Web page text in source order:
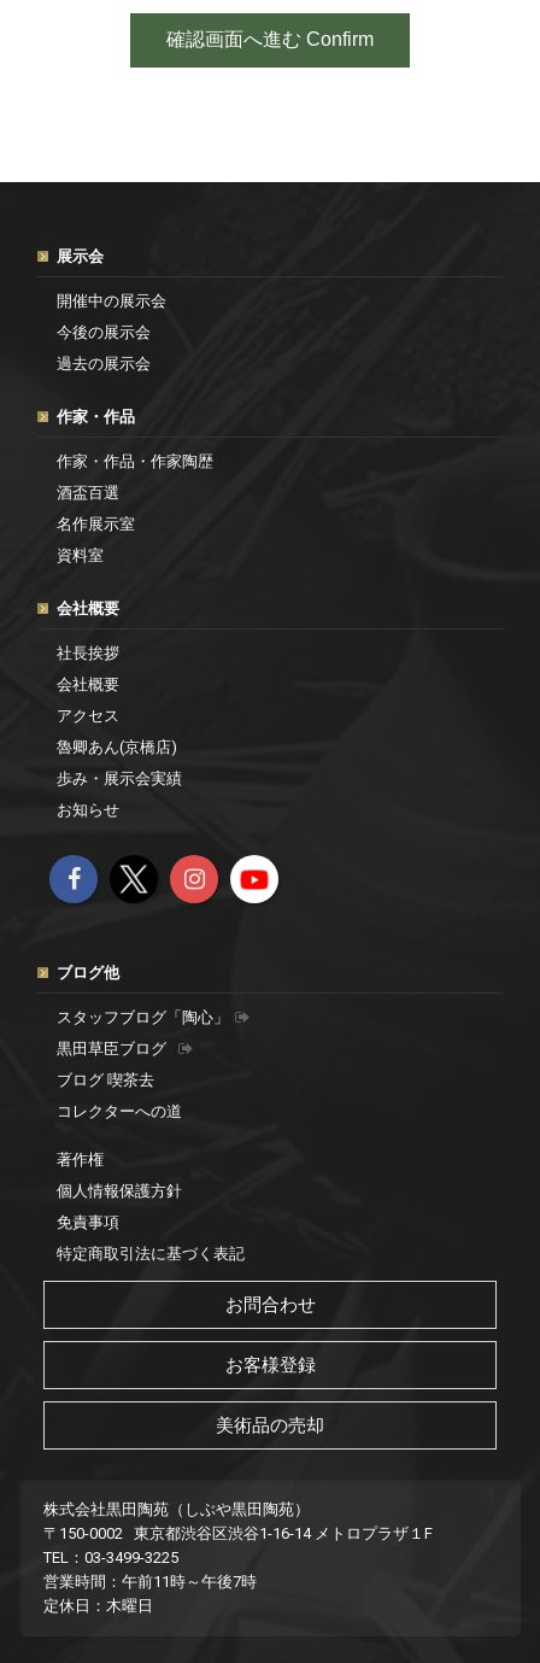
展示会
開催中の展示会
今後の展示会
過去の展示会
作家・作品
作家・作品・作家陶歴
酒盃百選
名作展示室
資料室
会社概要
社長挨拶
会社概要
アクセス
魯卿あん(京橋店)
歩み・展示会実績
お知らせ
ブログ他
スタッフブログ「陶心」
黒田草臣ブログ
ブログ 喫茶去
コレクターへの道
著作権
個人情報保護方針
免責事項
特定商取引法に基づく表記
お問合わせ
お客様登録
美術品の売却
株式会社黒田陶苑（しぶや黒田陶苑）
〒150-0002 東京都渋谷区渋谷1-16-14 メトロプラザ１F
TEL：03-3499-3225
営業時間：午前11時～午後7時
定休日：木曜日